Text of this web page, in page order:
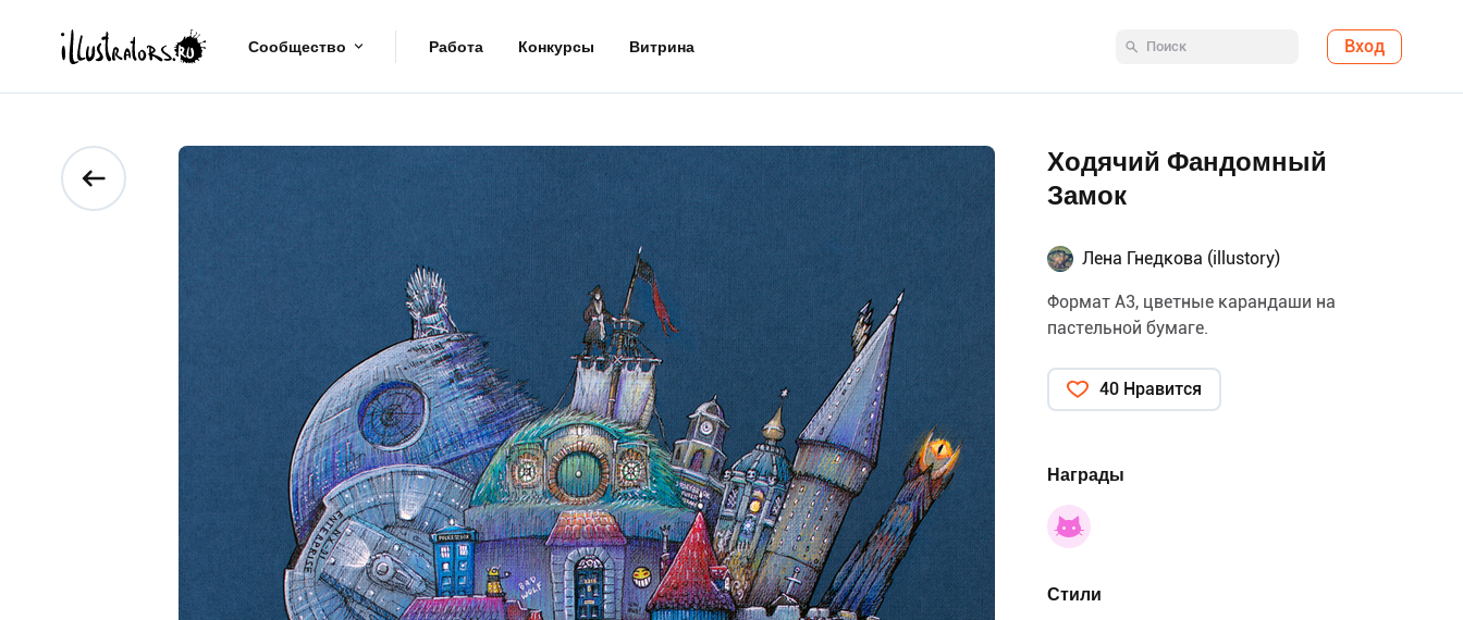
Сообщество Работа Конкурсы Витрина Вход
Ходячий Фандомный
Замок
Лена Гнедкова (illustory)
Формат А3, цветные карандаши на
пастельной бумаге.
40 Нравится
Награды
Стили